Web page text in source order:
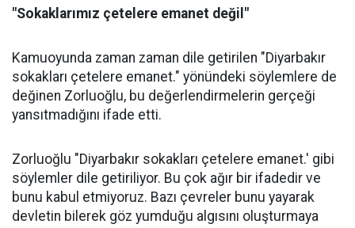
"Sokaklarımız çetelere emanet değil"
Kamuoyunda zaman zaman dile getirilen "Diyarbakır
sokakları çetelere emanet." yönündeki söylemlere de
değinen Zorluoğlu, bu değerlendirmelerin gerçeği
yansıtmadığını ifade etti.
Zorluoğlu "Diyarbakır sokakları çetelere emanet.' gibi
söylemler dile getiriliyor. Bu çok ağır bir ifadedir ve
bunu kabul etmiyoruz. Bazı çevreler bunu yayarak
devletin bilerek göz yumduğu algısını oluşturmaya